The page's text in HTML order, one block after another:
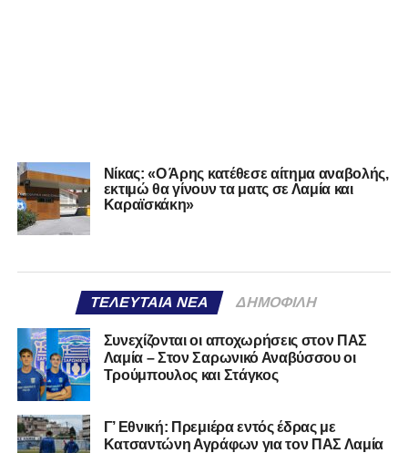
Νίκας: «Ο Άρης κατέθεσε αίτημα αναβολής,
εκτιμώ θα γίνουν τα ματς σε Λαμία και
Καραϊσκάκη»
ΤΕΛΕΥΤΑΊΑ ΝΈΑ ΔΗΜΟΦΙΛΉ
Συνεχίζονται οι αποχωρήσεις στον ΠΑΣ
Λαμία – Στον Σαρωνικό Αναβύσσου οι
Τρούμπουλος και Στάγκος
Γ’ Εθνική: Πρεμιέρα εντός έδρας με
Κατσαντώνη Αγράφων για τον ΠΑΣ Λαμία